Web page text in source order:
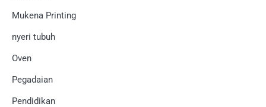
Mukena Printing
nyeri tubuh
Oven
Pegadaian
Pendidikan